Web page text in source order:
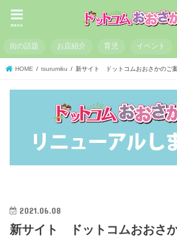
menu
街の話題 お店紹介 育児 イベント
HOME tsurumiku 新サイト ドットコムおおさかのご案
2021.06.08
新サイト ドットコムおおさ